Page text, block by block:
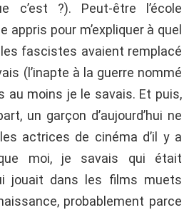
c’est ?). Peut-être l’école
appris pour m’expliquer à quel
fascistes avaient remplacé
(l’inapte à la guerre nommé
au moins je le savais. Et puis,
un garçon d’aujourd’hui ne
actrices de cinéma d’il y a
moi, je savais qui était
jouait dans les films muets
probablement parce